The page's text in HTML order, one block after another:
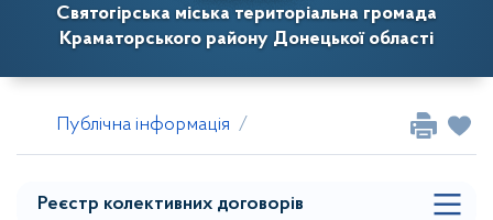
Святогірська міська територіальна громада
Краматорського району Донецької області
Публічна інформація Реєстр колективних
Реєстр колективних договорів
благоустрою
Законодавчі акти з Публічної інформації
Публічні закупівлі